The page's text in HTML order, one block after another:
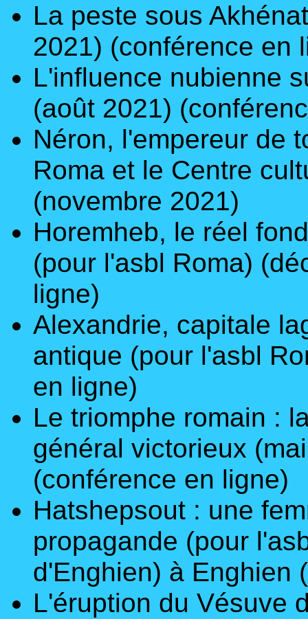
La peste sous
2021) (conférence en
L'influence nubienne
(août 2021)
Néron, l'empereur de
Roma et le Centre
(novembre 2021)
Horemheb, le réel
(pour l'asbl Roma)
ligne)
Alexandrie, capitale
antique (pour l'asbl
en ligne)
Le triomphe romain :
général victorieux
(conférence en ligne)
Hatshepsout : une
propagande (pour
d'Enghien) à Enghien
L'éruption du Vésuve